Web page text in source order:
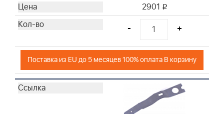
2901 i
- +
Поставка из EU до 5 месяцев 100% оплата В корзину